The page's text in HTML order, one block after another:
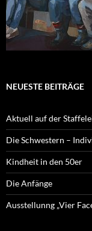
NEUESTE BEITRÄGE
Aktuell auf der
Die Schwestern –
Kindheit in den 50er
Die Anfänge
Ausstellunng „Vier